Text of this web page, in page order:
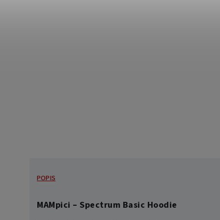
POPIS
MAMpici – Spectrum Basic Hoodie